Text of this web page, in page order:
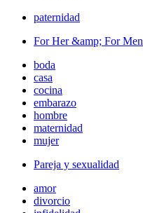
paternidad
For Her &amp; For Men
boda
casa
cocina
embarazo
hombre
maternidad
mujer
Pareja y sexualidad
amor
divorcio